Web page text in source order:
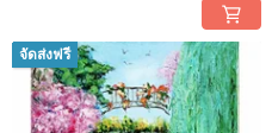
จัดส่งฟรี